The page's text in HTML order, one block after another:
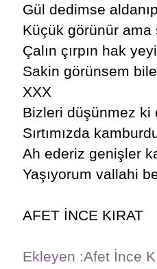
Gül dedimse
Küçük görünür ama
Çalın çırpın hak
Sakin görünsem
XXX
Bizleri düşünmez ki
Sırtımızda
Ah ederiz genişler
Yaşıyorum vallahi
AFET İNCE KIRAT
Ekleyen :Afet İnce